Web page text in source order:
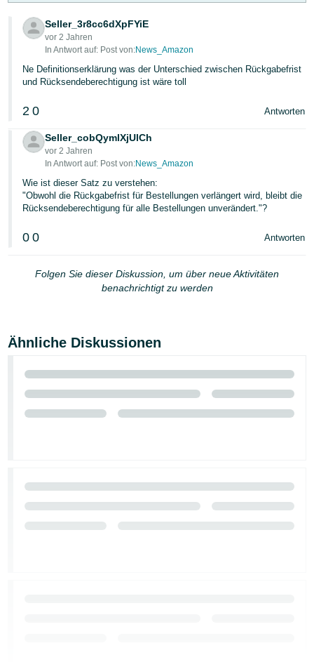
Seller_3r8cc6dXpFYiE
vor 2 Jahren
In Antwort auf: Post von:News_Amazon
Ne Definitionserklärung was der Unterschied zwischen Rückgabefrist
und Rücksendeberechtigung ist wäre toll
2 0 Antworten
Seller_cobQymlXjUlCh
vor 2 Jahren
In Antwort auf: Post von:News_Amazon
Wie ist dieser Satz zu verstehen:
"Obwohl die Rückgabefrist für Bestellungen verlängert wird, bleibt die
Rücksendeberechtigung für alle Bestellungen unverändert."?
0 0 Antworten
Folgen Sie dieser Diskussion, um über neue Aktivitäten
benachrichtigt zu werden
Ähnliche Diskussionen